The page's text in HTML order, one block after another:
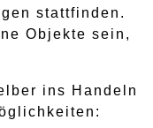
stattfinden.
Objekte sein,
ins Handeln